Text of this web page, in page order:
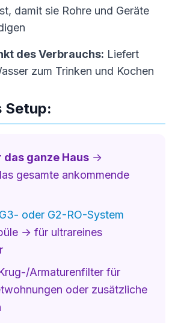
damit sie Rohre und Geräte
des Verbrauchs: Liefert
zum Trinken und Kochen
Setup:
ganze Haus →
gesamte ankommende
oder G2-RO-System
→ für ultrareines
Armaturenfilter für
oder zusätzliche